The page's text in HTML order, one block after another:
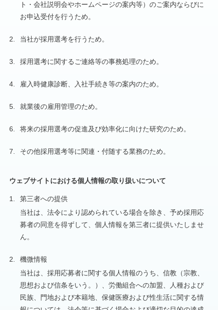
ト・会社説明会やホームページの案内等）のご案内ならびに
お申込受付を行うため。
2. 当社が採用選考を行うため。
3. 採用選考に関するご連絡等の事務処理のため。
4. 雇入時健康診断、入社手続き等の案内のため。
5. 就業後の雇用管理のため。
6. 将来の採用選考の促進及び効率化に向けた研究のため。
7. その他採用選考等に関連・付随する業務のため。
ウェブサイトにおける個人情報の取り扱いについて
1.
第三者への提供
当社は、法令により認められている場合を除き、予め採用応
募者の同意を得ずして、個人情報を第三者に提供いたしませ
ん。
2.
機微情報
当社は、採用応募者に関する個人情報のうち、信教（宗教、
思想および信条をいう。）、労働組合への加盟、人種および
民族、門地および本籍地、保健医療および性生活に関する情